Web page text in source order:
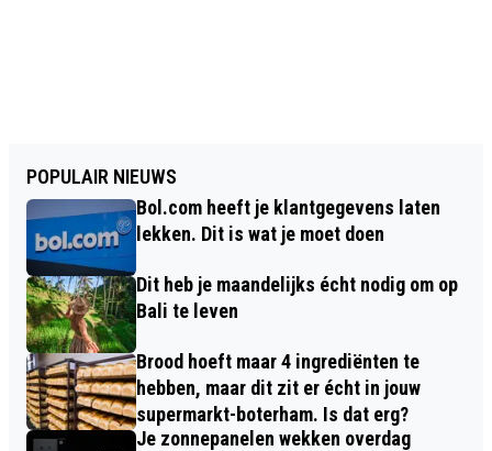
POPULAIR NIEUWS
Bol.com heeft je klantgegevens laten
lekken. Dit is wat je moet doen
Dit heb je maandelijks écht nodig om op
Bali te leven
Brood hoeft maar 4 ingrediënten te
hebben, maar dit zit er écht in jouw
supermarkt-boterham. Is dat erg?
Je zonnepanelen wekken overdag